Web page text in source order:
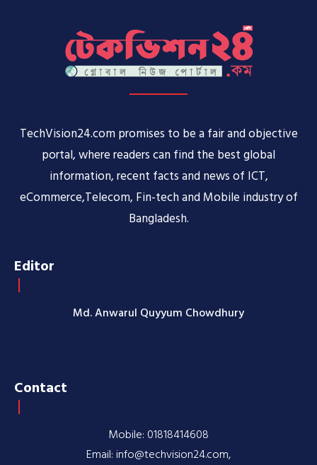
TechVision24.com promises to be a fair and objective
portal, where readers can find the best global
information, recent facts and news of ICT,
eCommerce,Telecom, Fin-tech and Mobile industry of
Bangladesh.
Editor
Md. Anwarul Quyyum Chowdhury
Contact
Mobile: 01818414608
Email: info@techvision24.com,